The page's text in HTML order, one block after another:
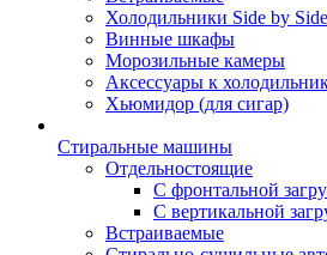
Холодильники Side by Side
Винные шкафы
Морозильные камеры
Аксессуары к
Хьюмидор (для сигар)
Стиральные машины
Отдельностоящие
С фронтальной
С вертикальной
Встраиваемые